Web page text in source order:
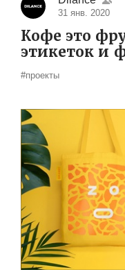
31 янв. 2020
Кофе это
этикеток и
#проекты